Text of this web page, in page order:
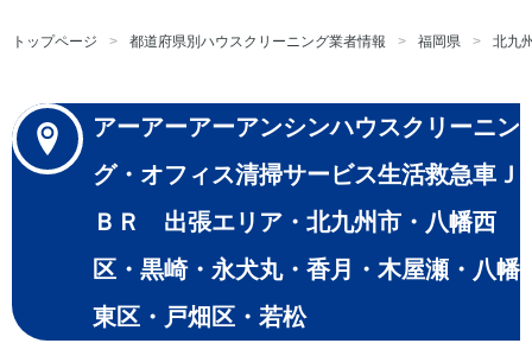
トップページ 都道府県別ハウスクリーニング業者情報 福岡県 北九
アーアーアーアンシンハウスクリーニン
グ・オフィス清掃サービス生活救急車Ｊ
ＢＲ 出張エリア・北九州市・八幡西
区・黒崎・永犬丸・香月・木屋瀬・八幡
東区・戸畑区・若松